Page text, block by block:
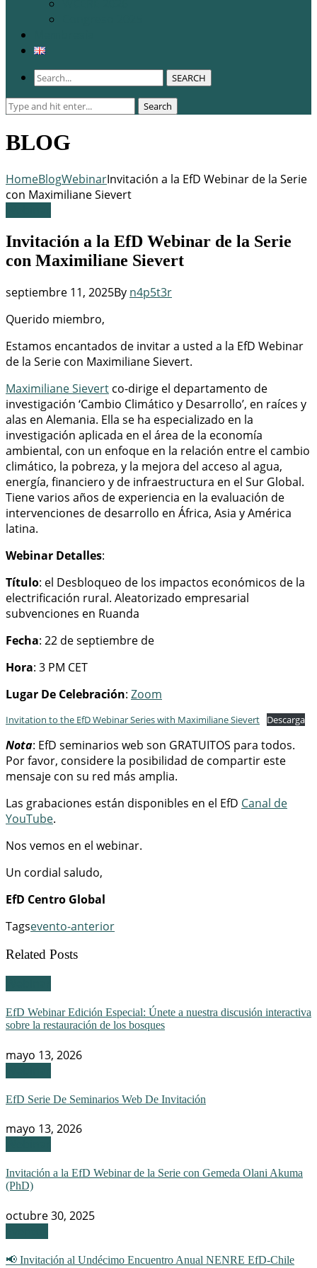
SEARCH
Search
Search
BLOG
HomeBlogWebinarInvitación a la EfD Webinar de la Serie
con Maximiliane Sievert
Invitación a la EfD Webinar de la Serie
con Maximiliane Sievert
septiembre 11, 2025By n4p5t3r
Querido miembro,
Estamos encantados de invitar a usted a la EfD Webinar
de la Serie con Maximiliane Sievert.
Maximiliane Sievert co-dirige el departamento de
investigación ‘Cambio Climático y Desarrollo’, en raíces y
alas en Alemania. Ella se ha especializado en la
investigación aplicada en el área de la economía
ambiental, con un enfoque en la relación entre el cambio
climático, la pobreza, y la mejora del acceso al agua,
energía, financiero y de infraestructura en el Sur Global.
Tiene varios años de experiencia en la evaluación de
intervenciones de desarrollo en África, Asia y América
latina.
Webinar Detalles:
Título: el Desbloqueo de los impactos económicos de la
electrificación rural. Aleatorizado empresarial
subvenciones en Ruanda
Fecha: 22 de septiembre de
Hora: 3 PM CET
Lugar De Celebración: Zoom
Invitation to the EfD Webinar Series with Maximiliane Sievert Descarga
Nota: EfD seminarios web son GRATUITOS para todos.
Por favor, considere la posibilidad de compartir este
mensaje con su red más amplia.
Las grabaciones están disponibles en el EfD Canal de
YouTube.
Nos vemos en el webinar.
Un cordial saludo,
EfD Centro Global
Tagsevento-anterior
Related Posts
EfD Webinar Edición Especial: Únete a nuestra discusión interactiva
sobre la restauración de los bosques
mayo 13, 2026
EfD Serie De Seminarios Web De Invitación
mayo 13, 2026
Invitación a la EfD Webinar de la Serie con Gemeda Olani Akuma
(PhD)
octubre 30, 2025
📢 Invitación al Undécimo Encuentro Anual NENRE EfD-Chile